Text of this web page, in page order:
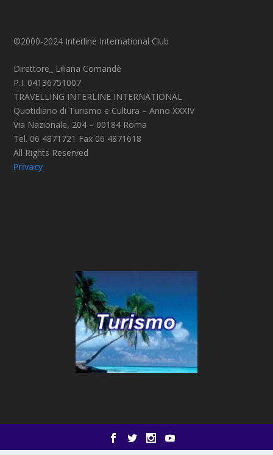
©2000-2024 Interline International Club
Direttore_ Liliana Comandè
P.I. 04136751007
TRAVELLING INTERLINE INTERNATIONAL
Quotidiano di Turismo e Cultura – Anno XXXIV
Via Nazionale, 204 – 00184 Roma
Tel. 06 4871721 Fax 06 4871618
All Rights Reserved
Privacy